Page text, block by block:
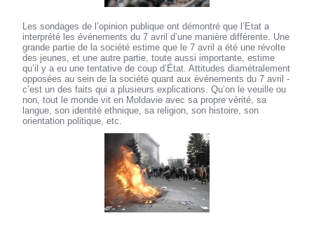
Les sondages de l’opinion publique ont démontré que l’Etat a
interprété les événements du 7 avril d’une manière différente. Une
grande partie de la société estime que le 7 avril a été une révolte
des jeunes, et une autre partie, toute aussi importante, estime
qu’il y a eu une tentative de coup d’État. Attitudes diamétralement
opposées au sein de la société quant aux événements du 7 avril -
c’est un des faits qui a plusieurs explications. Qu’on le veuille ou
non, tout le monde vit en Moldavie avec sa propre vérité, sa
langue, son identité ethnique, sa religion, son histoire, son
orientation politique, etc.